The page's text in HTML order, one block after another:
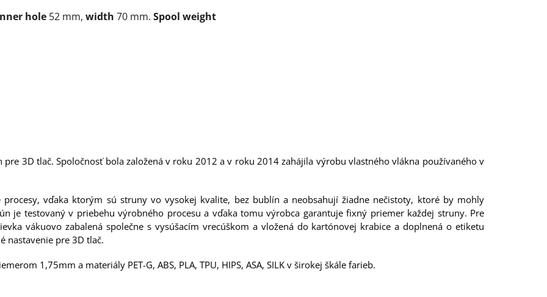
hole 52 mm, width 70 mm. Spool weight
3D tlač. Spoločnosť bola založená v roku 2012 a v roku 2014 zahájila výrobu vlastného vlákna používaného v
vďaka ktorým sú struny vo vysokej kvalite, bez bublín a neobsahují žiadne nečistoty, ktoré by mohly
je testovaný v priebehu výrobného procesu a vďaka tomu výrobca garantuje fixný priemer každej struny. Pre
vákuovo zabalená společne s vysúšacím vrecúškom a vložená do kartónovej krabice a doplnená o etiketu
nastavenie pre 3D tlač.
1,75mm a materiály PET-G, ABS, PLA, TPU, HIPS, ASA, SILK v širokej škále farieb.